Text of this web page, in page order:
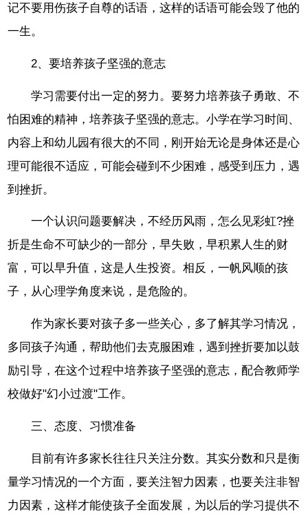
记不要用伤孩子自尊的话语，这样的话语可能会毁了他的
一生。
2、要培养孩子坚强的意志
学习需要付出一定的努力。要努力培养孩子勇敢、不
怕困难的精神，培养孩子坚强的意志。小学在学习时间、
内容上和幼儿园有很大的不同，刚开始无论是身体还是心
理可能很不适应，可能会碰到不少困难，感受到压力，遇
到挫折。
一个认识问题要解决，不经历风雨，怎么见彩虹?挫
折是生命不可缺少的一部分，早失败，早积累人生的财
富，可以早升值，这是人生投资。相反，一帆风顺的孩
子，从心理学角度来说，是危险的。
作为家长要对孩子多一些关心，多了解其学习情况，
多同孩子沟通，帮助他们去克服困难，遇到挫折要加以鼓
励引导，在这个过程中培养孩子坚强的意志，配合教师学
校做好"幻小过渡"工作。
三、态度、习惯准备
目前有许多家长往往只关注分数。其实分数和只是衡
量学习情况的一个方面，要关注智力因素，也要关注非智
力因素，这样才能使孩子全面发展，为以后的学习提供不